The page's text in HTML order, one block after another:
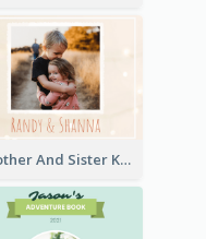
Brother And Sister Kids Photo Book